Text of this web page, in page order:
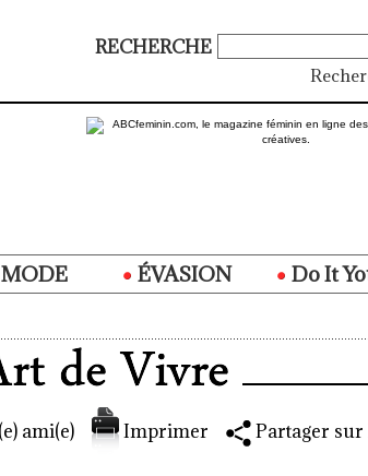
RECHERCHE
MODE ÉVASION Do It
ami(e) Imprimer Partager